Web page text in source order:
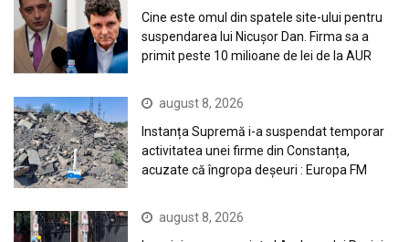
Cine este omul din spatele site-ului pentru
suspendarea lui Nicuşor Dan. Firma sa a
primit peste 10 milioane de lei de la AUR
august 8, 2026
Instanța Supremă i-a suspendat temporar
activitatea unei firme din Constanța,
acuzate că îngropa deșeuri : Europa FM
august 8, 2026